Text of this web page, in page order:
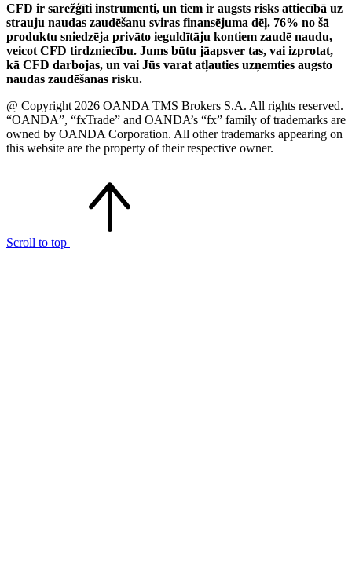
CFD ir sarežģīti instrumenti, un tiem ir augsts risks attiecībā uz
strauju naudas zaudēšanu sviras finansējuma dēļ. 76% no šā
produktu sniedzēja privāto ieguldītāju kontiem zaudē naudu,
veicot CFD tirdzniecību. Jums būtu jāapsver tas, vai izprotat,
kā CFD darbojas, un vai Jūs varat atļauties uzņemties augsto
naudas zaudēšanas risku.
@ Copyright 2026 OANDA TMS Brokers S.A. All rights reserved.
“OANDA”, “fxTrade” and OANDA’s “fx” family of trademarks are
owned by OANDA Corporation. All other trademarks appearing on
this website are the property of their respective owner.
Scroll to top